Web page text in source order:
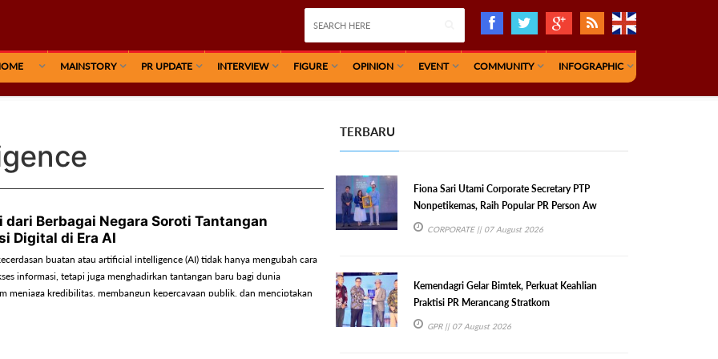
MAINSTORY PR UPDATE INTERVIEW FIGURE OPINION EVENT COMMUNITY INFOGRAPHIC
dari Berbagai Negara Soroti Tantangan
Digital di Era AI
buatan atau artificial intelligence (AI) tidak hanya mengubah cara
informasi, tetapi juga menghadirkan tantangan baru bagi dunia
menjaga kredibilitas, membangun kepercayaan publik, dan menciptakan
inklusif.
TERBARU
Fiona Sari Utami Corporate Secretary PTP
Nonpetikemas, Raih Popular PR Person Aw
CORPORATE|| 07 August 2026
Kemendagri Gelar Bimtek, Perkuat Keahlian
Praktisi PR Merancang Stratkom
GPR|| 07 August 2026